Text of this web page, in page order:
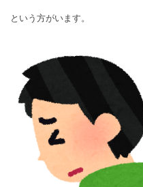
という方がいます。